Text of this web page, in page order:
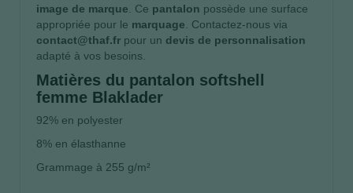
image de marque . Ce pantalon possède une surface
appropriée pour le marquage . Contactez-nous via
contact@thaf.fr pour un devis de personnalisation
adapté à vos besoins.
Matières du pantalon softshell
femme Blaklader
92% en polyester
8% en élasthanne
Grammage à 255 g/m²